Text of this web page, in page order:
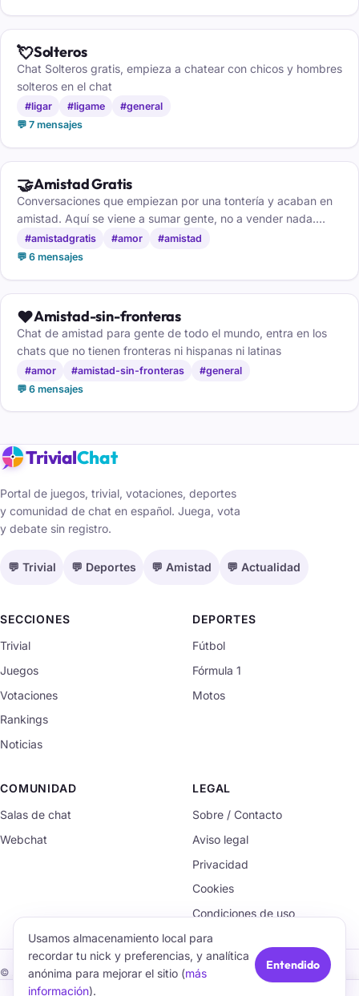
💘Solteros
Chat Solteros gratis, empieza a chatear con chicos y hombres
solteros en el chat
#ligar #ligame
#general
💬 7 mensajes
🤝Amistad Gratis
Conversaciones que empiezan por una tontería y acaban en
amistad. Aquí se viene a sumar gente, no a vender nada.
Entra y comprueba el ambiente.
#amistadgratis #amor
#amistad
💬 6 mensajes
❤️Amistad-sin-fronteras
Chat de amistad para gente de todo el mundo, entra en los
chats que no tienen fronteras ni hispanas ni latinas
#amor #amistad-sin-fronteras
#general
💬 6 mensajes
TrivialChat
Portal de juegos, trivial, votaciones, deportes
y comunidad de chat en español. Juega, vota
y debate sin registro.
💬 Trivial 💬 Deportes 💬 Amistad 💬 Actualidad
SECCIONES
Trivial
Juegos
Votaciones
Rankings
Noticias
DEPORTES
Fútbol
Fórmula 1
Motos
COMUNIDAD
Salas de chat
Webchat
LEGAL
Sobre / Contacto
Aviso legal
Privacidad
Cookies
Condiciones de uso
© 2026 TrivialChat.org · Hecho con cariño para la comunidad.
Usamos almacenamiento local para
recordar tu nick y preferencias, y analítica
anónima para mejorar el sitio (más
información).
Entendido